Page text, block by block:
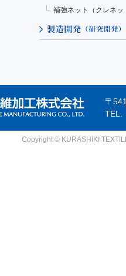
補強ネット（クレネッ
〒
TEL.
Copyright © KURASHIKI